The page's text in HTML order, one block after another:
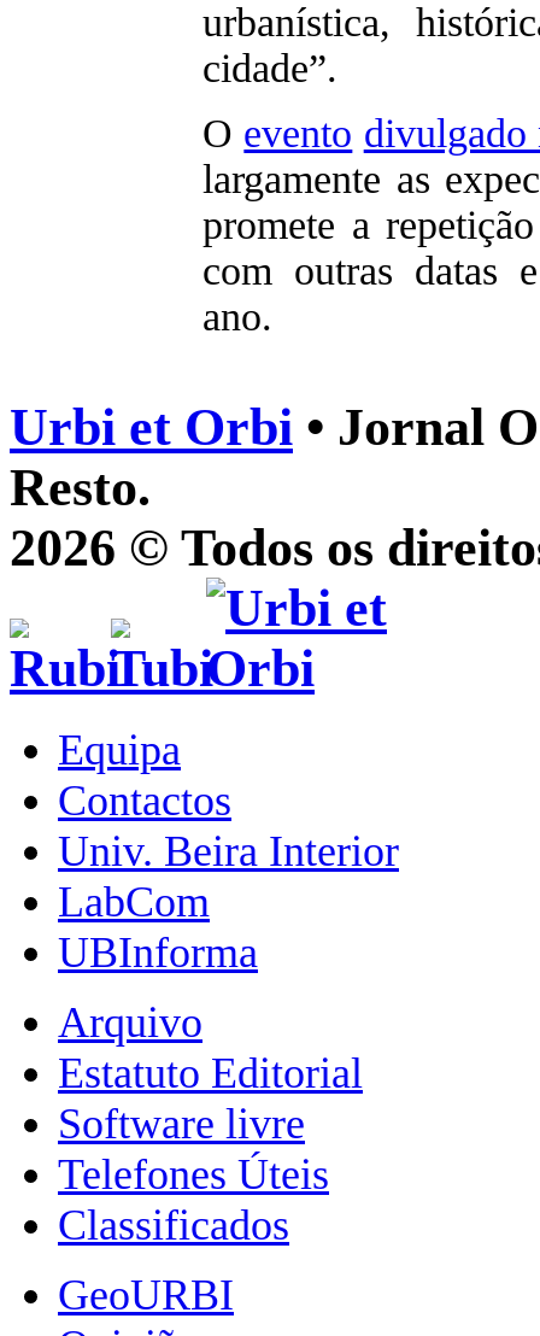
urbanística,
cidade”.
O evento divulgado
largamente as
promete a
com outras datas
ano.
Urbi et Orbi • Jornal
Resto.
2026 © Todos os
Equipa
Contactos
Univ. Beira Interior
LabCom
UBInforma
Arquivo
Estatuto Editorial
Software livre
Telefones Úteis
Classificados
GeoURBI